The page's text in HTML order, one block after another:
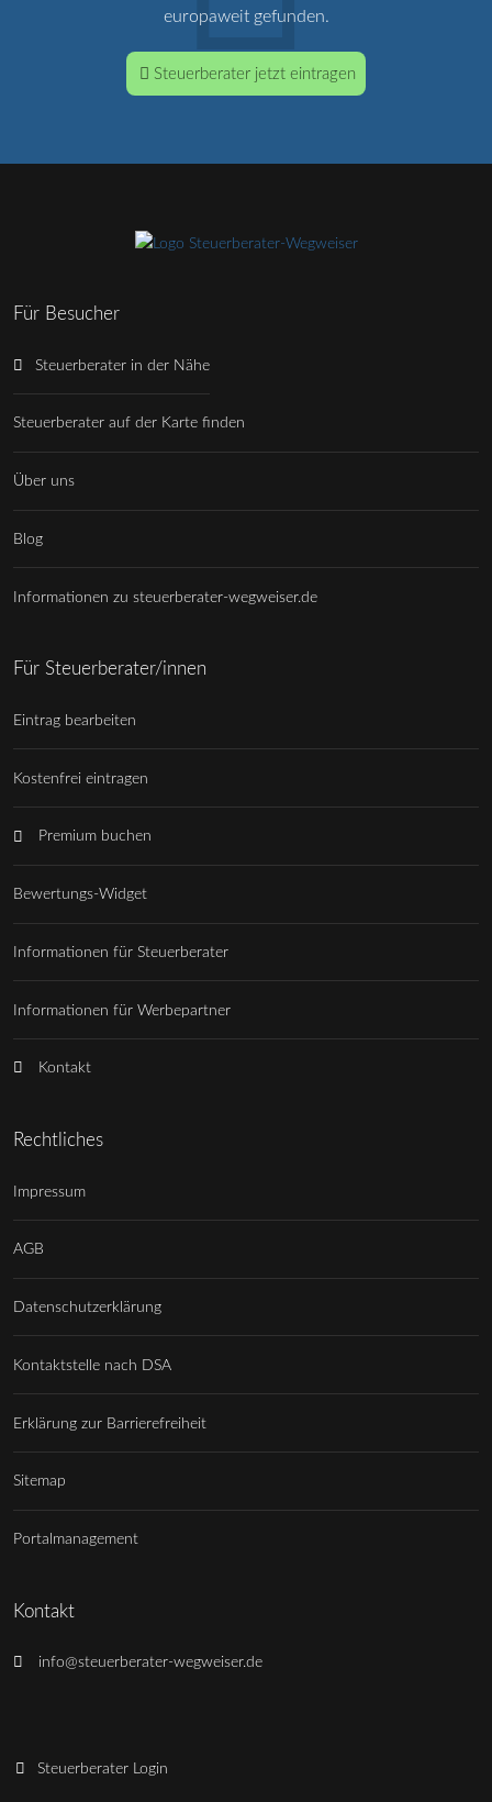
europaweit gefunden.
Steuerberater jetzt eintragen
Für Besucher
Steuerberater in der Nähe
Steuerberater auf der Karte finden
Über uns
Blog
Informationen zu steuerberater-wegweiser.de
Für Steuerberater/innen
Eintrag bearbeiten
Kostenfrei eintragen
Premium buchen
Bewertungs-Widget
Informationen für Steuerberater
Informationen für Werbepartner
Kontakt
Rechtliches
Impressum
AGB
Datenschutzerklärung
Kontaktstelle nach DSA
Erklärung zur Barrierefreiheit
Sitemap
Portalmanagement
Kontakt
info@steuerberater-wegweiser.de
Steuerberater Login